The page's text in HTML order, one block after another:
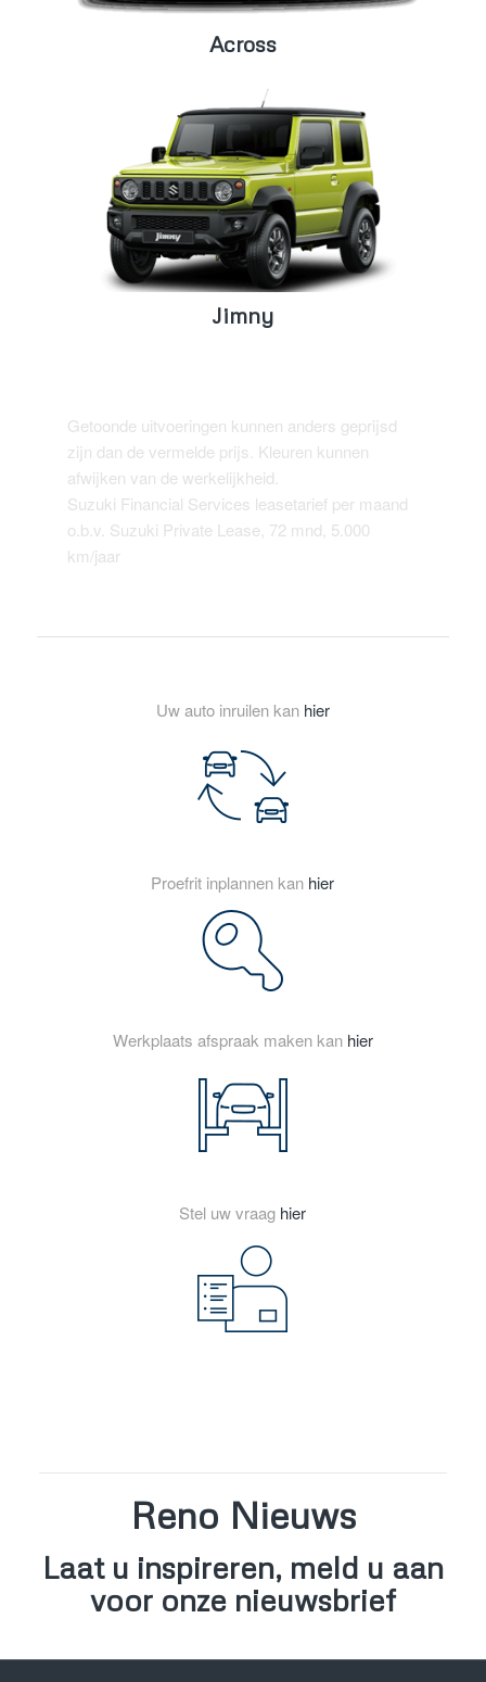
Across
Jimny
Getoonde uitvoeringen kunnen anders geprijsd
zijn dan de vermelde prijs. Kleuren kunnen
afwijken van de werkelijkheid.
Suzuki Financial Services leasetarief per maand
o.b.v. Suzuki Private Lease, 72 mnd, 5.000
km/jaar
Uw auto inruilen kan hier
Proefrit inplannen kan hier
Werkplaats afspraak maken kan hier
Stel uw vraag hier
Reno Nieuws
Laat u inspireren, meld u aan
voor onze nieuwsbrief